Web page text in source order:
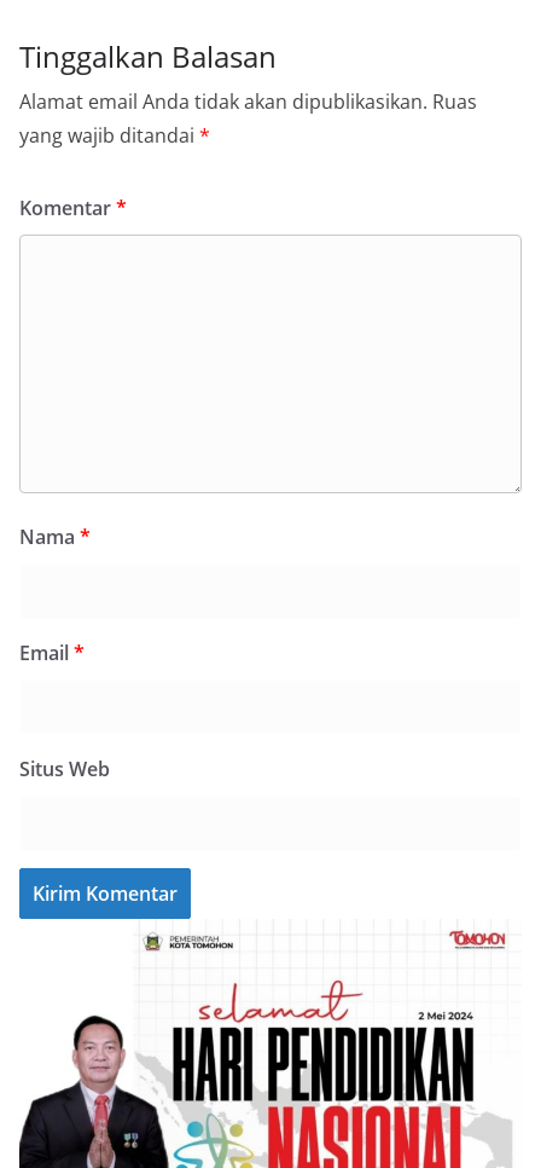
Tinggalkan Balasan
Alamat email Anda tidak akan dipublikasikan. Ruas
yang wajib ditandai *
Komentar*
Nama *
Email*
Situs Web